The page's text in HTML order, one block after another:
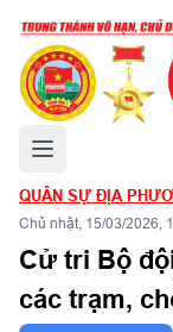
Mở menu chính
QUÂN SỰ ĐỊA
Chủ nhật, 15/03/2026,
Cử tri Bộ
các trạm,